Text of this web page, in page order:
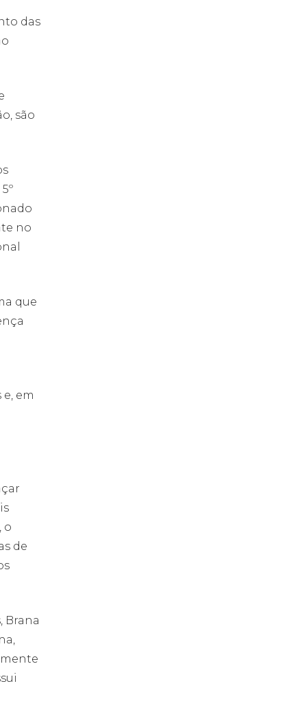
das
são
no
que
em
o
de
Brana